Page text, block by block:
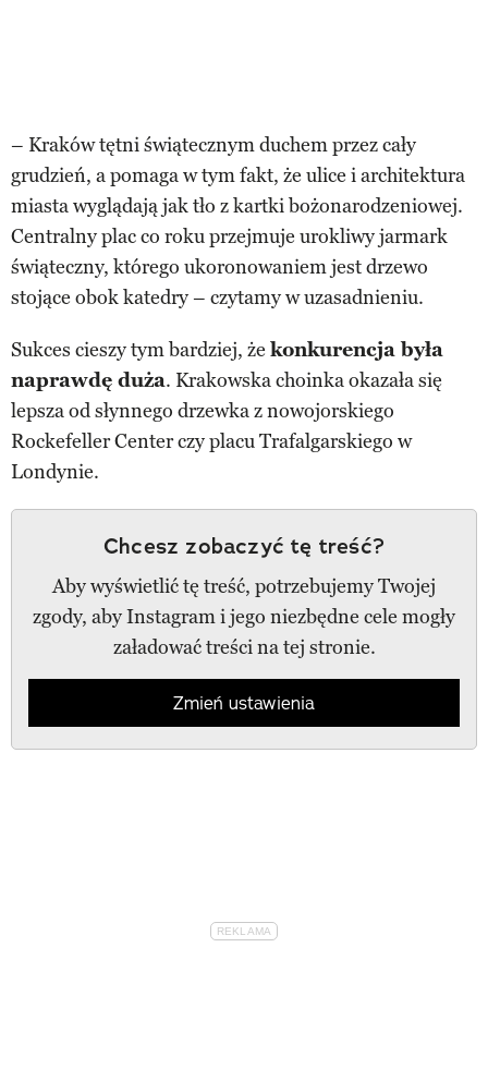
– Kraków tętni świątecznym duchem przez cały
grudzień, a pomaga w tym fakt, że ulice i architektura
miasta wyglądają jak tło z kartki bożonarodzeniowej.
Centralny plac co roku przejmuje urokliwy jarmark
świąteczny, którego ukoronowaniem jest drzewo
stojące obok katedry – czytamy w uzasadnieniu.
Sukces cieszy tym bardziej, że konkurencja była
naprawdę duża. Krakowska choinka okazała się
lepsza od słynnego drzewka z nowojorskiego
Rockefeller Center czy placu Trafalgarskiego w
Londynie.
Chcesz zobaczyć tę treść?
Aby wyświetlić tę treść, potrzebujemy Twojej
zgody, aby Instagram i jego niezbędne cele mogły
załadować treści na tej stronie.
Zmień ustawienia